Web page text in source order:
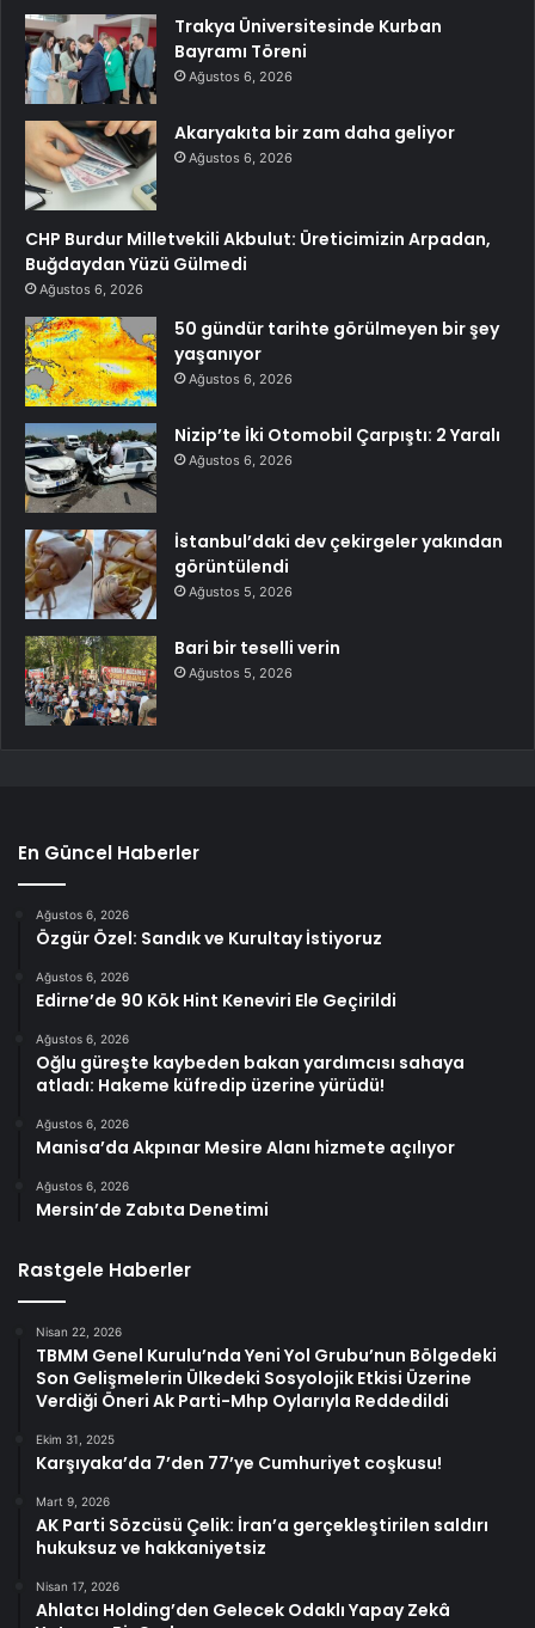
Trakya Üniversitesinde Kurban
Bayramı Töreni
Ağustos 6, 2026
Akaryakıta bir zam daha geliyor
Ağustos 6, 2026
CHP Burdur Milletvekili Akbulut: Üreticimizin Arpadan,
Buğdaydan Yüzü Gülmedi
Ağustos 6, 2026
50 gündür tarihte görülmeyen bir şey
yaşanıyor
Ağustos 6, 2026
Nizip’te İki Otomobil Çarpıştı: 2 Yaralı
Ağustos 6, 2026
İstanbul’daki dev çekirgeler yakından
görüntülendi
Ağustos 5, 2026
Bari bir teselli verin
Ağustos 5, 2026
En Güncel Haberler
Ağustos 6, 2026
Özgür Özel: Sandık ve Kurultay İstiyoruz
Ağustos 6, 2026
Edirne’de 90 Kök Hint Keneviri Ele Geçirildi
Ağustos 6, 2026
Oğlu güreşte kaybeden bakan yardımcısı sahaya
atladı: Hakeme küfredip üzerine yürüdü!
Ağustos 6, 2026
Manisa’da Akpınar Mesire Alanı hizmete açılıyor
Ağustos 6, 2026
Mersin’de Zabıta Denetimi
Rastgele Haberler
Nisan 22, 2026
TBMM Genel Kurulu’nda Yeni Yol Grubu’nun Bölgedeki
Son Gelişmelerin Ülkedeki Sosyolojik Etkisi Üzerine
Verdiği Öneri Ak Parti-Mhp Oylarıyla Reddedildi
Ekim 31, 2025
Karşıyaka’da 7’den 77’ye Cumhuriyet coşkusu!
Mart 9, 2026
AK Parti Sözcüsü Çelik: İran’a gerçekleştirilen saldırı
hukuksuz ve hakkaniyetsiz
Nisan 17, 2026
Ahlatcı Holding’den Gelecek Odaklı Yapay Zekâ